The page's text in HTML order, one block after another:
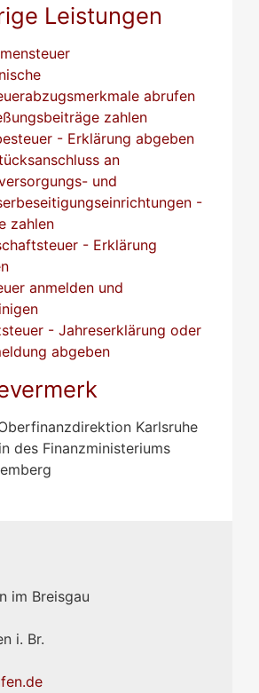
Leistungen
abrufen
zahlen
- Erklärung abgeben
an
und
-
zahlen
- Erklärung
anmelden und
- Jahreserklärung oder
abgeben
Karlsruhe
des Finanzministeriums
im Breisgau
i. Br.